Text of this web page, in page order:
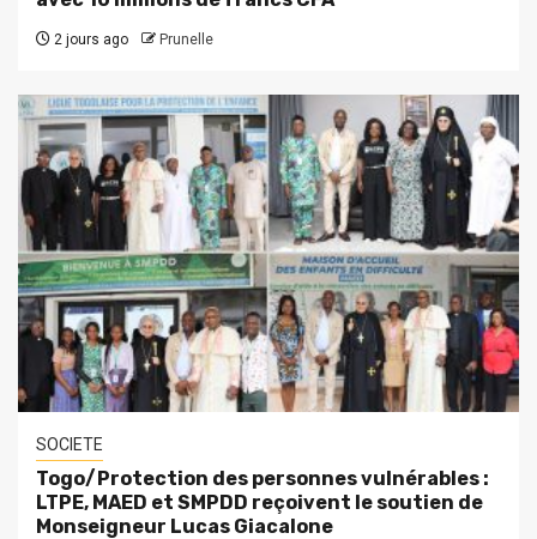
2 jours ago Prunelle
SOCIETE
Togo/Protection des personnes vulnérables :
LTPE, MAED et SMPDD reçoivent le soutien de
Monseigneur Lucas Giacalone